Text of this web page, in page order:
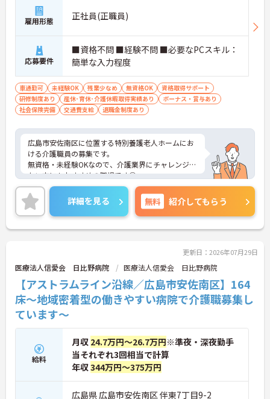
雇用形態 正社員(正職員)
応募要件
■資格不問 ■経験不問 ■必要なPCスキル：
簡単な入力程度
車通勤可 未経験OK 残業少なめ 無資格OK
資格取得サポート
研修制度あり
産休･育休･介護休暇取得実績あり
ボーナス・賞与あり
社会保険完備
交通費支給 退職金制度あり
広島市安佐南区に位置する特別養護老人ホームにお
ける介護職員の募集です。
無資格・未経験OKなので、介護業界にチャレンジし
たい方にもおすすめの職場です◎
育児休業取得実績あり！長く勤めやすい環境が整っ
ています♪
ご興味のある方には面接ポイントをお伝えしますの
で、お気軽にお問い合わせください！
詳細を見る 無料 紹介してもらう
更新日：2026年07月29日
医療法人信愛会 日比野病院 医療法人信愛会 日比野病院
【アストラムライン沿線／広島市安佐南区】164
床～地域密着型の働きやすい病院で介護職募集し
ています～
給料
月収 24.7万円～26.7万円※準夜・深夜勤手
当それぞれ3回相当で計算
年収344万円～375万円
広島県 広島市安佐南区 伴東7丁目9-2